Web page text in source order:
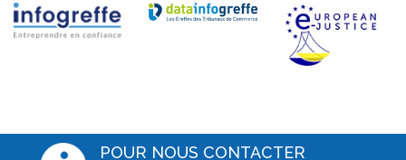
POUR NOUS CONTACTER